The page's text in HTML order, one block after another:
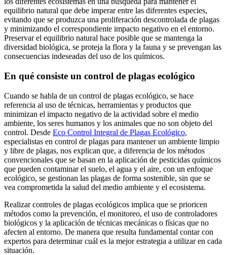
equilibrio natural que debe imperar entre las diferentes especies,
evitando que se produzca una proliferación descontrolada de plagas
y minimizando el correspondiente impacto negativo en el entorno.
Preservar el equilibrio natural hace posible que se mantenga la
diversidad biológica, se proteja la flora y la fauna y se prevengan las
consecuencias indeseadas del uso de los químicos.
En qué consiste un control de plagas ecológico
Cuando se habla de un control de plagas ecológico, se hace
referencia al uso de técnicas, herramientas y productos que
minimizan el impacto negativo de la actividad sobre el medio
ambiente, los seres humanos y los animales que no son objeto del
control. Desde Eco Control Integral de Plagas Ecológico,
especialistas en control de plagas para mantener un ambiente limpio
y libre de plagas, nos explican que, a diferencia de los métodos
convencionales que se basan en la aplicación de pesticidas químicos
que pueden contaminar el suelo, el agua y el aire, con un enfoque
ecológico, se gestionan las plagas de forma sostenible, sin que se
vea comprometida la salud del medio ambiente y el ecosistema.
Realizar controles de plagas ecológicos implica que se prioricen
métodos como la prevención, el monitoreo, el uso de controladores
biológicos y la aplicación de técnicas mecánicas o físicas que no
afecten al entorno. De manera que resulta fundamental contar con
expertos para determinar cuál es la mejor estrategia a utilizar en cada
situación.